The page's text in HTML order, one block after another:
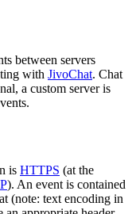
between servers
with JivoChat. Chat
a custom server is
is HTTPS (at the
). An event is contained
(note: text encoding in